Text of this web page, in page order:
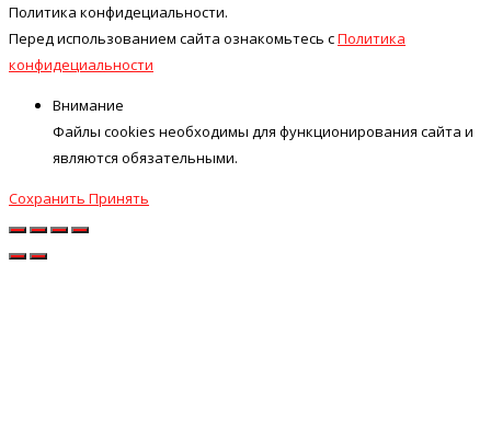
Политика конфидециальности.
Перед использованием сайта ознакомьтесь сПолитика
конфидециальности
Внимание
Файлы cookies необходимы для функционирования сайта и
являются обязательными.
Сохранить Принять